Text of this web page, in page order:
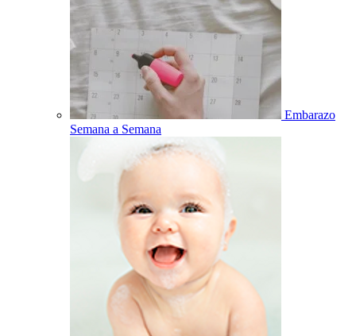
Embarazo
Semana a Semana